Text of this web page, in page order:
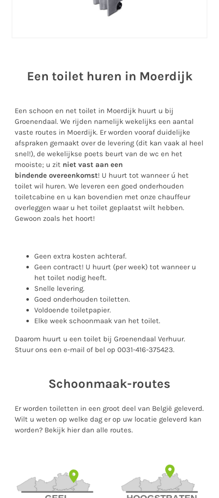
Een toilet huren in Moerdijk
Een schoon en net toilet in Moerdijk huurt u bij
Groenendaal. We rijden namelijk wekelijks een aantal
vaste routes in Moerdijk. Er worden vooraf duidelijke
afspraken gemaakt over de levering (dit kan vaak al heel
snel!), de wekelijkse poets beurt van de wc en het
mooiste; u zit niet vast aan een
bindende overeenkomst! U huurt tot wanneer ú het
toilet wil huren. We leveren een goed onderhouden
toiletcabine en u kan bovendien met onze chauffeur
overleggen waar u het toilet geplaatst wilt hebben.
Gewoon zoals het hoort!
Geen extra kosten achteraf.
Geen contract! U huurt (per week) tot wanneer u
het toilet nodig heeft.
Snelle levering.
Goed onderhouden toiletten.
Voldoende toiletpapier.
Elke week schoonmaak van het toilet.
Daarom huurt u een toilet bij Groenendaal Verhuur.
Stuur ons een e-mail of bel op 0031-416-375423.
Schoonmaak-routes
Er worden toiletten in een groot deel van België geleverd.
Wilt u weten op welke dag er op uw locatie geleverd kan
worden? Bekijk hier dan alle routes.